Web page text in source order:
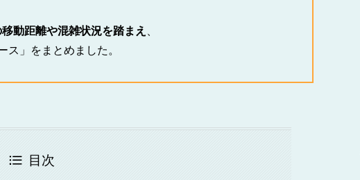
動距離や混雑状況を踏まえ 、
」をまとめました。
目次